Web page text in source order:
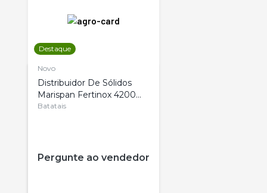
Destaque
Novo
Distribuidor De Sólidos
Marispan Fertinox 4200
Citrus
Batatais
Pergunte ao vendedor